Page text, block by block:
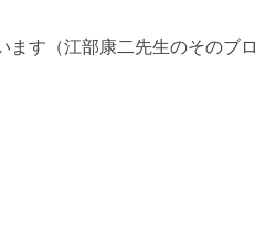
ます（江部康二先生のそのブロ